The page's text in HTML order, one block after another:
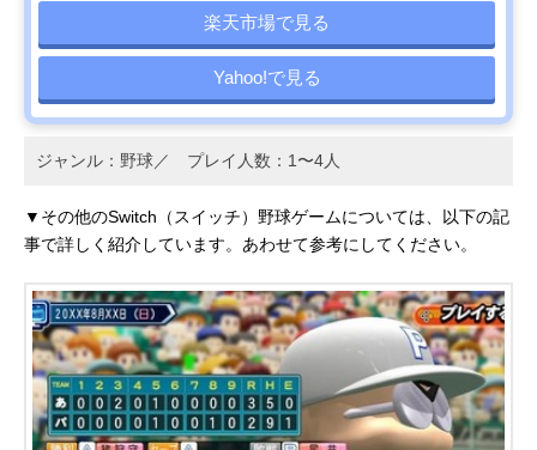
楽天市場で見る
Yahoo!で見る
ジャンル：野球／ プレイ人数：1〜4人
▼その他のSwitch（スイッチ）野球ゲームについては、以下の記
事で詳しく紹介しています。あわせて参考にしてください。